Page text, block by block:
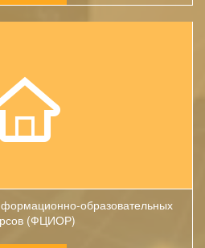
образовательных
(ФЦИОР)